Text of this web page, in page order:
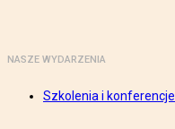
NASZE WYDARZENIA
Szkolenia i konferencje